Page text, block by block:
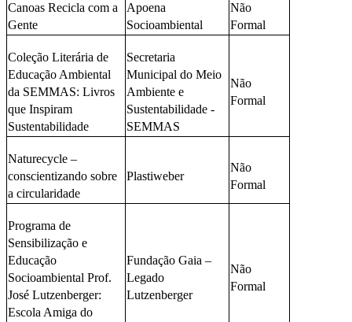
Canoas Recicla com a
Gente
Apoena
Socioambiental
Não
Formal
Coleção Literária de
Educação Ambiental
da SEMMAS: Livros
que Inspiram
Sustentabilidade
Secretaria
Municipal do Meio
Ambiente e
Sustentabilidade -
SEMMAS
Não
Formal
Naturecycle –
conscientizando sobre
a circularidade
Plastiweber
Não
Formal
Programa de
Sensibilização e
Educação
Socioambiental Prof.
José Lutzenberger:
Escola Amiga do
Fundação Gaia –
Legado
Lutzenberger
Não
Formal